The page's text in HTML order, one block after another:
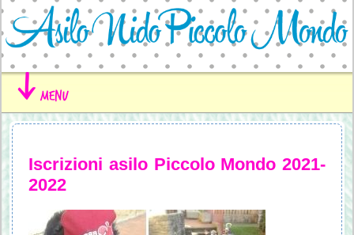
menu
Iscrizioni asilo Piccolo Mondo 2021-
2022